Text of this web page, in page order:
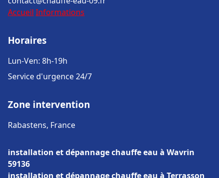
Accueil Informations
Horaires
Lun-Ven: 8h-19h
Service d'urgence 24/7
Zone intervention
Rabastens, France
installation et dépannage chauffe eau à Wavrin
59136
installation et dépannage chauffe eau à Terrasson